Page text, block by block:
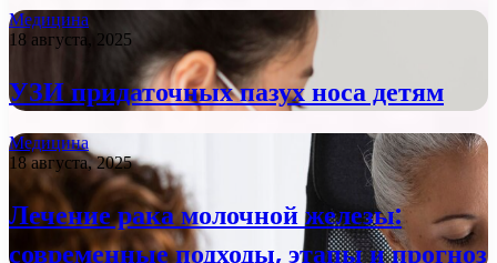
Медицина
18 августа, 2025
УЗИ придаточных пазух носа детям
Медицина
18 августа, 2025
Лечение рака молочной железы:
современные подходы, этапы и прогноз